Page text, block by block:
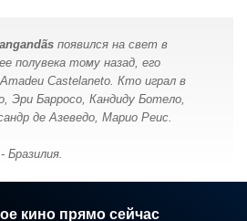
появился на свет в
полувека тому назад, его
Castelaneto. Кто играл в
Эри Барросо, Кандиду Ботело,
де Азеведо, Марио Реис.
Бразилия.
кино прямо сейчас